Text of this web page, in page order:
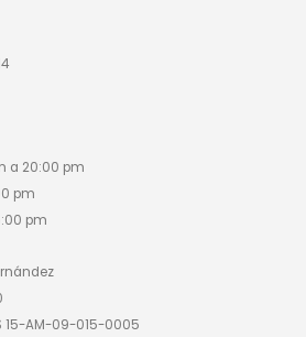
a 20:00 pm
pm
pm
15-AM-09-015-0005